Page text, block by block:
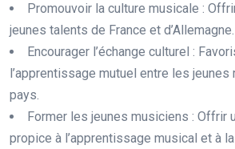
Promouvoir la culture musicale :
jeunes talents de France et d’Allemagne.
Encourager l’échange culturel :
l’apprentissage mutuel entre les
pays.
Former les jeunes musiciens : Offrir
propice à l’apprentissage musical et à